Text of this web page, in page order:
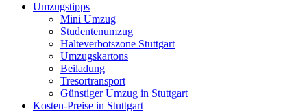
Umzugstipps
Mini Umzug
Studentenumzug
Halteverbotszone Stuttgart
Umzugskartons
Beiladung
Tresortransport
Günstiger Umzug in Stuttgart
Kosten-Preise in Stuttgart